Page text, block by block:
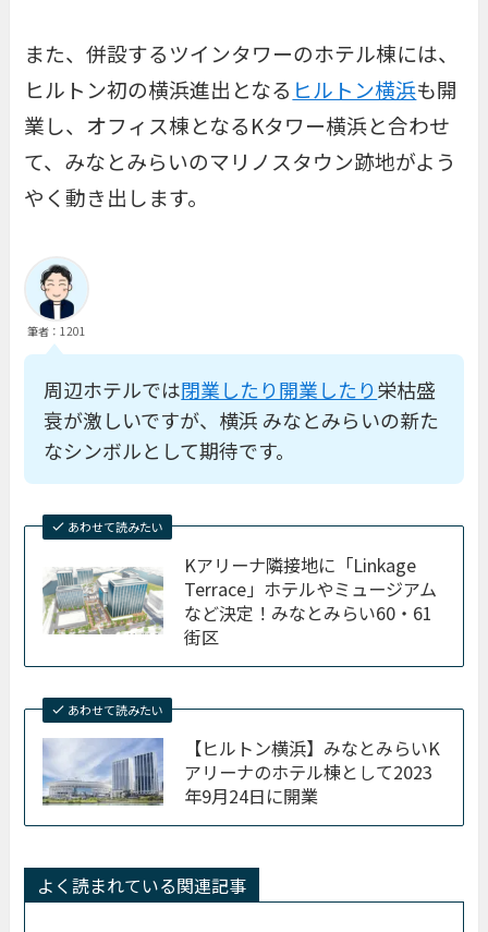
また、併設するツインタワーのホテル棟には、
ヒルトン初の横浜進出となる ヒルトン横浜も開
業し、オフィス棟となるKタワー横浜と合わせ
て、みなとみらいのマリノスタウン跡地がよう
やく動き出します。
筆者：1201
周辺ホテルでは閉業したり開業したり栄枯盛
衰が激しいですが、横浜 みなとみらいの新た
なシンボルとして期待です。
あわせて読みたい
Kアリーナ隣接地に「Linkage
Terrace」ホテルやミュージアム
など決定！みなとみらい60・61
街区
あわせて読みたい
【ヒルトン横浜】みなとみらいK
アリーナのホテル棟として2023
年9月24日に開業
よく読まれている関連記事